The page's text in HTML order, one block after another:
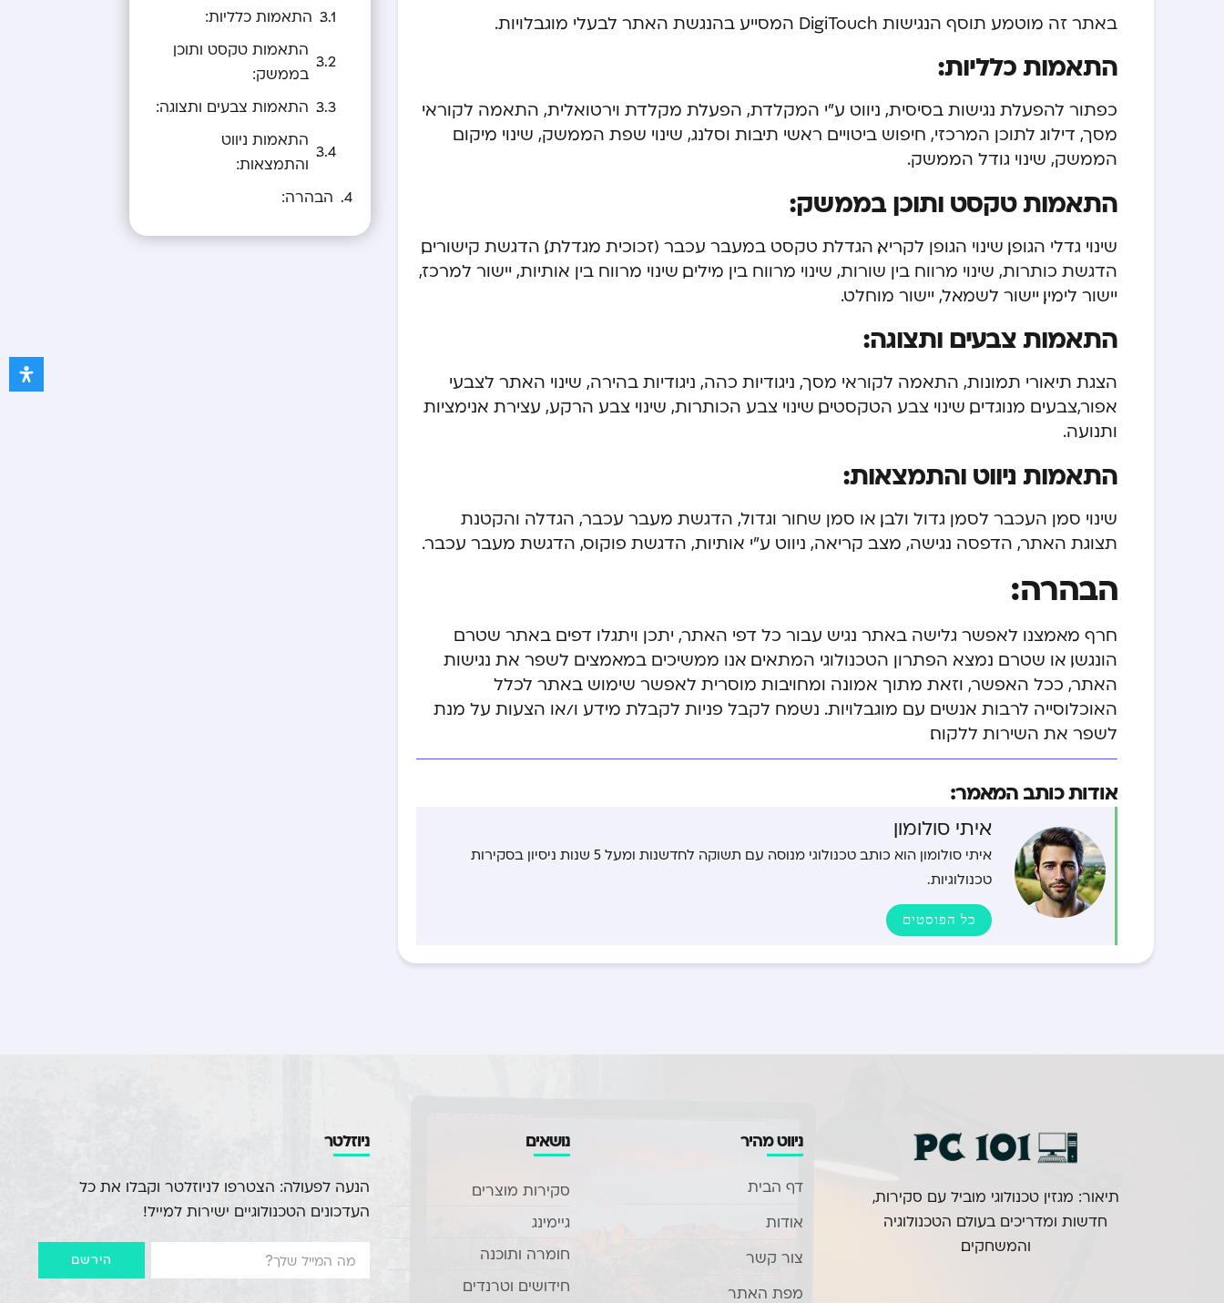
באתר זה מוטמע תוסף הנגישות DigiTouch המסייע בהנגשת האתר לבעלי מוגבלויות.
התאמות כלליות:
כפתור להפעלת נגישות בסיסית, ניווט ע”י המקלדת, הפעלת מקלדת וירטואלית, התאמה לקוראי
מסך, דילוג לתוכן המרכזי, חיפוש ביטויים ראשי תיבות וסלנג, שינוי שפת הממשק, שינוי מיקום
הממשק, שינוי גודל הממשק.
התאמות טקסט ותוכן בממשק:
שינוי גדלי הגופן, שינוי הגופן לקריא, הגדלת טקסט במעבר עכבר (זכוכית מגדלת), הדגשת קישורים,
הדגשת כותרות, שינוי מרווח בין שורות, שינוי מרווח בין מילים, שינוי מרווח בין אותיות, יישור למרכז,
יישור לימין, יישור לשמאל, יישור מוחלט.
התאמות צבעים ותצוגה:
הצגת תיאורי תמונות, התאמה לקוראי מסך, ניגודיות כהה, ניגודיות בהירה, שינוי האתר לצבעי
אפור,צבעים מנוגדים, שינוי צבע הטקסטים, שינוי צבע הכותרות, שינוי צבע הרקע, עצירת אנימציות
ותנועה.
התאמות ניווט והתמצאות:
שינוי סמן העכבר לסמן גדול ולבן, או סמן שחור וגדול, הדגשת מעבר עכבר, הגדלה והקטנת
תצוגת האתר, הדפסה נגישה, מצב קריאה, ניווט ע”י אותיות, הדגשת פוקוס, הדגשת מעבר עכבר.
הבהרה:
חרף מאמצנו לאפשר גלישה באתר נגיש עבור כל דפי האתר, יתכן ויתגלו דפים באתר שטרם
הונגשו, או שטרם נמצא הפתרון הטכנולוגי המתאים. אנו ממשיכים במאמצים לשפר את נגישות
האתר, ככל האפשר, וזאת מתוך אמונה ומחויבות מוסרית לאפשר שימוש באתר לכלל
האוכלוסייה לרבות אנשים עם מוגבלויות. נשמח לקבל פניות לקבלת מידע ו/או הצעות על מנת
לשפר את השירות ללקוח.
אודות כותב המאמר:
איתי סולומון
איתי סולומון הוא כותב טכנולוגי מנוסה עם תשוקה לחדשנות ומעל 5 שנות ניסיון בסקירות
טכנולוגיות.
כל הפוסטים
התאמות כלליות:
התאמות טקסט ותוכן
בממשק:
התאמות צבעים ותצוגה:
התאמות ניווט
והתמצאות:
הבהרה:
תיאור: מגזין טכנולוגי מוביל עם סקירות,
חדשות ומדריכים בעולם הטכנולוגיה
והמשחקים.
ניווט מהיר
דף הבית
אודות
צור קשר
מפת האתר
נושאים
סקירות מוצרים
גיימינג
חומרה ותוכנה
חידושים וטרנדים
ניוזלטר
הנעה לפעולה: הצטרפו לניוזלטר וקבלו את כל
העדכונים הטכנולוגיים ישירות למייל!
הירשם